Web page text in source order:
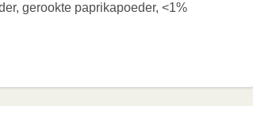
gerookte paprikapoeder, <1%